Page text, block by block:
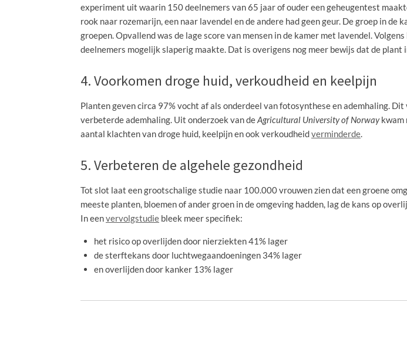
experiment uit waarin 150 deelnemers van 65 jaar of ouder een geheugentest
rook naar rozemarijn, een naar lavendel en de andere had geen geur. De groep in
groepen. Opvallend was de lage score van mensen in de kamer met lavendel.
deelnemers mogelijk slaperig maakte. Dat is overigens nog meer bewijs dat de plant
4. Voorkomen droge huid, verkoudheid en keelpijn
Planten geven circa 97% vocht af als onderdeel van fotosynthese en ademhaling.
verbeterde ademhaling. Uit onderzoek van deAgricultural University of Norway kwam
aantal klachten van droge huid, keelpijn en ook verkoudheidverminderde.
5. Verbeteren de algehele gezondheid
Tot slot laat een grootschalige studie naar 100.000 vrouwen zien dat een groene
meeste planten, bloemen of ander groen in de omgeving hadden, lag de kans op
In eenvervolgstudie bleek meer specifiek:
het risico op overlijden door nierziekten 41% lager
de sterftekans door luchtwegaandoeningen 34% lager
en overlijden door kanker 13% lager